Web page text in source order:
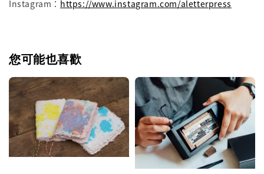
Instagram： https://www.instagram.com/aletterpress
您可能也喜歡